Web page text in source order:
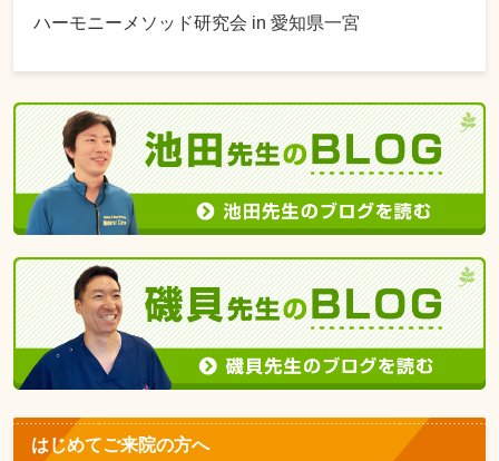
ハーモニーメソッド研究会 in 愛知県一宮
はじめてご来院の方へ